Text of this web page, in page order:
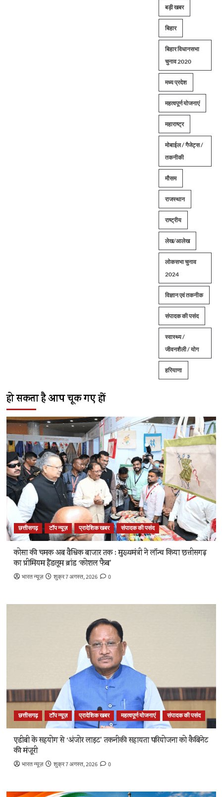
बड़ी खबर
बिहार
बिहार विधानसभा
चुनाव 2020
मध्य प्रदेश
महत्वपूर्ण योजनाएं
महाराष्ट्र
मोबाईल / गैजेट्स /
तकनीकी
मौसम
राजस्थान
राष्ट्रीय
लेख/आलेख
लोकसभा चुनाव
2024
विज्ञान एवं तकनीक
संपादक की पसंद
स्वास्थ्य /
जीवनशैली / योग
हरियाणा
हो सकता है आप चूक गए हों
छत्तीसगढ़ टॉप न्यूज़ प्रादेशिक खबर संपादक की पसंद
कोसा की चमक अब वैश्विक बाजार तक : मुख्यमंत्री ने लॉन्च किया छत्तीसगढ़
का प्रीमियम हैंडलूम ब्रांड ‘कोशल फैब’
भारत न्यूज़ शुक्र 7 अगस्त, 2026 0
छत्तीसगढ़ टॉप न्यूज़ प्रादेशिक खबर महत्वपूर्ण योजनाएं संपादक की पसंद
एडीबी के सहयोग से ‘अंजोर लाइट’ तकनीकी सहायता परियोजना को कैबिनेट
की मंजूरी
भारत न्यूज़ शुक्र 7 अगस्त, 2026 0